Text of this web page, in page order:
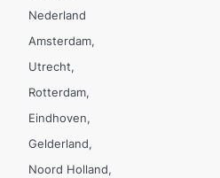
Nederland
Amsterdam
Utrecht
Rotterdam
Eindhoven
Gelderland
Noord Holland